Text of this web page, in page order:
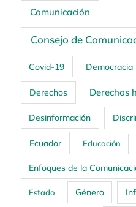
Comunicación
Consejo de
Covid-19 Democracia
Derechos Derechos
Desinformación
Ecuador Educación
Enfoques de la
Estado Género